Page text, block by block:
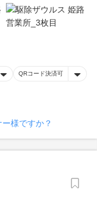
QRコード決済可
様ですか？